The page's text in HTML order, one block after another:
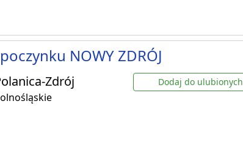
NOWY ZDRÓJ
Zdrój Dodaj do ulubionych